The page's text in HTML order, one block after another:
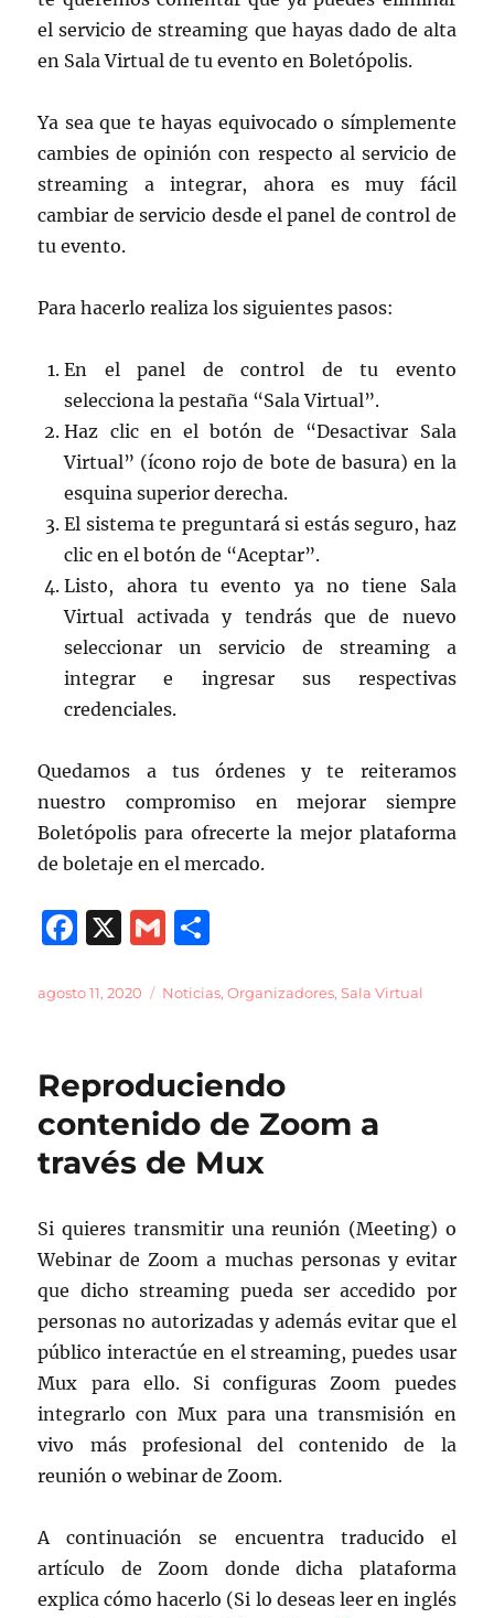
el servicio de streaming que hayas dado de alta
en Sala Virtual de tu evento en Boletópolis.
Ya sea que te hayas equivocado o símplemente
cambies de opinión con respecto al servicio de
streaming a integrar, ahora es muy fácil
cambiar de servicio desde el panel de control de
tu evento.
Para hacerlo realiza los siguientes pasos:
En el panel de control de tu evento
selecciona la pestaña “Sala Virtual”.
Haz clic en el botón de “Desactivar Sala
Virtual” (ícono rojo de bote de basura) en la
esquina superior derecha.
El sistema te preguntará si estás seguro, haz
clic en el botón de “Aceptar”.
Listo, ahora tu evento ya no tiene Sala
Virtual activada y tendrás que de nuevo
seleccionar un servicio de streaming a
integrar e ingresar sus respectivas
credenciales.
Quedamos a tus órdenes y te reiteramos
nuestro compromiso en mejorar siempre
Boletópolis para ofrecerte la mejor plataforma
de boletaje en el mercado.
F
c
b
o
o
k
X
G
ai m
a
rt
ir
Publicado
agosto 11, 2020 Categorías
Noticias,Organizadores,Sala Virtual
Reproduciendo
contenido de Zoom a
través de Mux
Si quieres transmitir una reunión (Meeting) o
Webinar de Zoom a muchas personas y evitar
que dicho streaming pueda ser accedido por
personas no autorizadas y además evitar que el
público interactúe en el streaming, puedes usar
Mux para ello. Si configuras Zoom puedes
integrarlo con Mux para una transmisión en
vivo más profesional del contenido de la
reunión o webinar de Zoom.
A continuación se encuentra traducido el
artículo de Zoom donde dicha plataforma
explica cómo hacerlo (Si lo deseas leer en inglés